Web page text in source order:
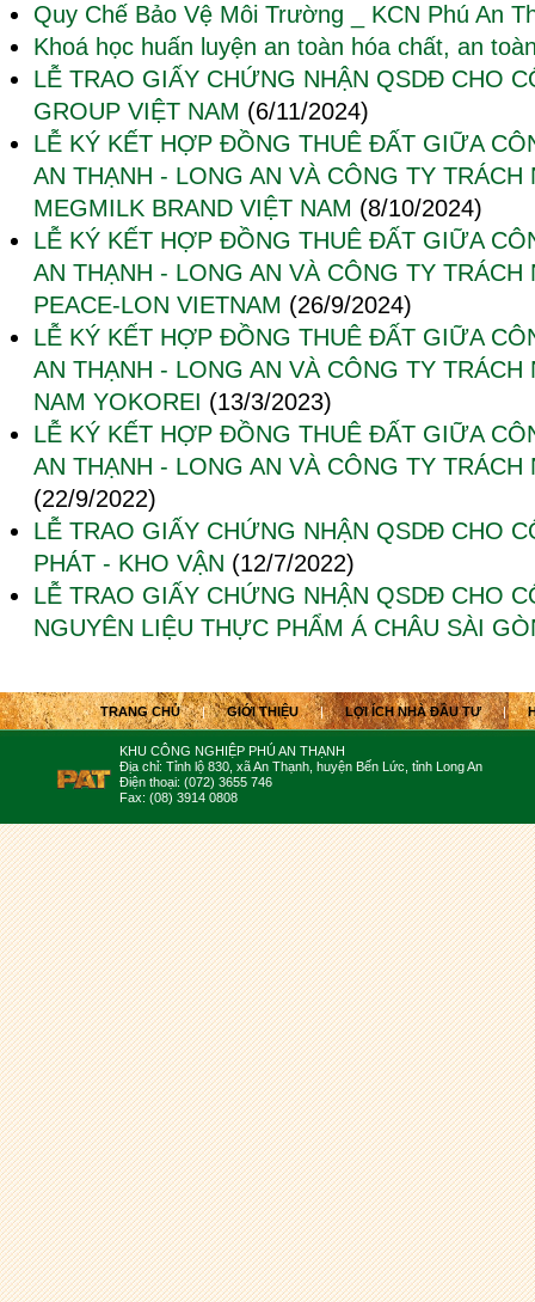
Quy Chế Bảo Vệ Môi Trường _ KCN Phú An
Khoá học huấn luyện an toàn hóa chất, an
LỄ TRAO GIẤY CHỨNG NHẬN QSDĐ CHO
GROUP VIỆT NAM (6/11/2024)
LỄ KÝ KẾT HỢP ĐỒNG THUÊ ĐẤT GIỮA
AN THẠNH - LONG AN VÀ CÔNG TY TRÁCH
MEGMILK BRAND VIỆT NAM (8/10/2024)
LỄ KÝ KẾT HỢP ĐỒNG THUÊ ĐẤT GIỮA
AN THẠNH - LONG AN VÀ CÔNG TY TRÁCH
PEACE-LON VIETNAM (26/9/2024)
LỄ KÝ KẾT HỢP ĐỒNG THUÊ ĐẤT GIỮA
AN THẠNH - LONG AN VÀ CÔNG TY
NAM YOKOREI (13/3/2023)
LỄ KÝ KẾT HỢP ĐỒNG THUÊ ĐẤT GIỮA
AN THẠNH - LONG AN VÀ CÔNG TY
(22/9/2022)
LỄ TRAO GIẤY CHỨNG NHẬN QSDĐ CHO
PHÁT - KHO VẬN (12/7/2022)
LỄ TRAO GIẤY CHỨNG NHẬN QSDĐ CHO
NGUYÊN LIỆU THỰC PHẨM Á CHÂU SÀI
TRANG CHỦ | GIỚI THIỆU | LỢI ÍCH NHÀ ĐẦU TƯ |
KHU CÔNG NGHIỆP PHÚ AN THẠNH
Địa chỉ: Tỉnh lộ 830, xã An Thạnh, huyện Bến Lức, tỉnh Long An
Điện thoại: (072) 3655 746
Fax: (08) 3914 0808